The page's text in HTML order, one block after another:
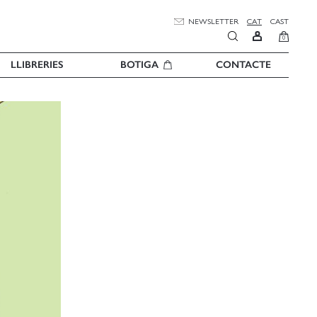
NEWSLETTER CAT CAST
0
LLIBRERIES BOTIGA CONTACTE